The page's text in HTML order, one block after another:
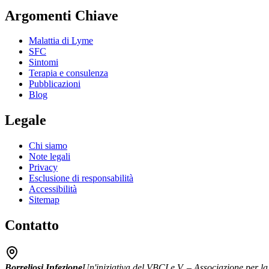
Argomenti Chiave
Malattia di Lyme
SFC
Sintomi
Terapia e consulenza
Pubblicazioni
Blog
Legale
Chi siamo
Note legali
Privacy
Esclusione di responsabilità
Accessibilità
Sitemap
Contatto